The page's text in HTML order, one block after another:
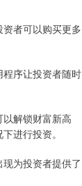
者可以购买更多
序让投资者随时
解锁财富新高
进行投资。
为投资者提供了